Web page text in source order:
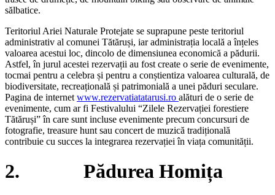
sălbatice.
Teritoriul Ariei Naturale Protejate se suprapune peste teritoriul
administrativ al comunei Tătăruși, iar administrația locală a înțeles
valoarea acestui loc, dincolo de dimensiunea economică a pădurii.
Astfel, în jurul acestei rezervații au fost create o serie de evenimente,
tocmai pentru a celebra și pentru a conștientiza valoarea culturală, de
biodiversitate, recreațională și patrimonială a unei păduri seculare.
Pagina de internet www.rezervatiatatarusi.ro alături de o serie de
evenimente, cum ar fi Festivalului “Zilele Rezervației forestiere
Tătăruși” în care sunt incluse evenimente precum concursuri de
fotografie, treasure hunt sau concert de muzică tradițională
contribuie cu succes la integrarea rezervației în viața comunității.
2. Pădurea Homița